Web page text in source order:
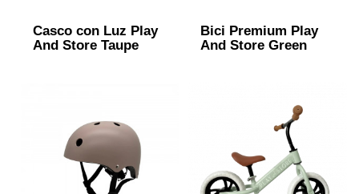
Casco con Luz Play
And Store Taupe
Bici Premium Play
And Store Green